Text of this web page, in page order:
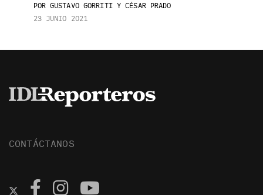
PORGUSTAVO GORRITI Y CÉSAR PRADO
23 JUNIO 2021
CONTÁCTANOS